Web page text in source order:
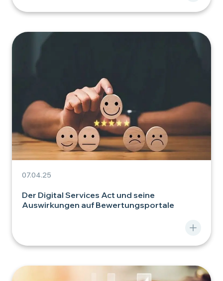
07.04.25
Der Digital Services Act und seine
Auswirkungen auf Bewertungsportale